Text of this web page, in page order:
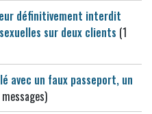
définitivement interdit
sur deux clients (1
avec un faux passeport, un
messages)